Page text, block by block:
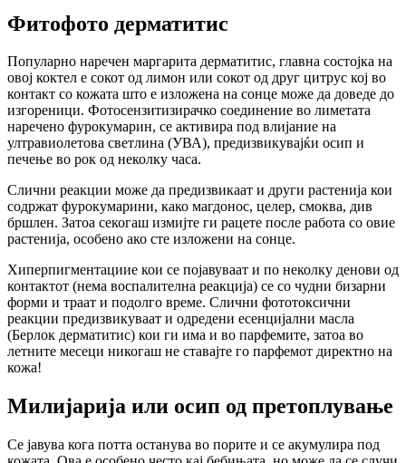
Фитофото дерматитис
Популарно наречен маргарита дерматитис, главна состојка на
овој коктел е сокот од лимон или сокот од друг цитрус кој во
контакт со кожата што е изложена на сонце може да доведе до
изгореници. Фотосензитизирачко соединение во лиметата
наречено фурокумарин, се активира под влијание на
ултравиолетова светлина (УВА), предизвикувајќи осип и
печење во рок од неколку часа.
Слични реакции може да предизвикаат и други растенија кои
содржат фурокумарини, како магдонос, целер, смоква, див
бршлен. Затоа секогаш измијте ги рацете после работа со овие
растенија, особено ако сте изложени на сонце.
Хиперпигментациие кои се појавуваат и по неколку денови од
контактот (нема воспалителна реакција) се со чудни бизарни
форми и траат и подолго време. Слични фототоксични
реакции предизвикуваат и одредени есенцијални масла
(Берлок дерматитис) кои ги има и во парфемите, затоа во
летните месеци никогаш не ставајте го парфемот директно на
кожа!
Милијарија или осип од претоплување
Се јавува кога потта останува во порите и се акумулира под